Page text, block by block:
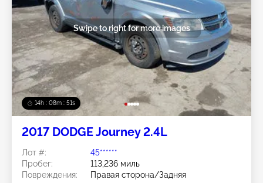
14h : 08m : 48s
Swipe to right for more images
2017 DODGE Journey 2.4L
Лот #:
45******
Пробег:
113,236 миль
Повреждения:
Правая сторона/Задняя